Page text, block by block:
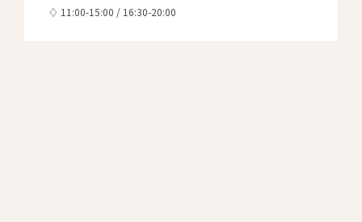
♢ 11:00-15:00 / 16:30-20:00